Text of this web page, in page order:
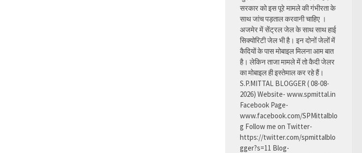
सरकार को इस पूरे मामले की गंभीरता के
साथ जांच पड़ताल करवानी चाहिए ।
अजमेर में सेंट्रल जेल के साथ साथ हाई
सिक्योरिटी जेल भी है। इन दोनों जेलों में
कैदियों के पास मोबाइल मिलना आम बात
है। लेकिन ताजा मामले में तो कैदी जेलर
का मोबाइल ही इस्तेमाल कर रहे हैं।
S.P.MITTAL BLOGGER ( 08-08-
2026) Website- www.spmittal.in
Facebook Page-
www.facebook.com/SPMittalblo
g Follow me on Twitter-
https://twitter.com/spmittalblo
gger?s=11 Blog-